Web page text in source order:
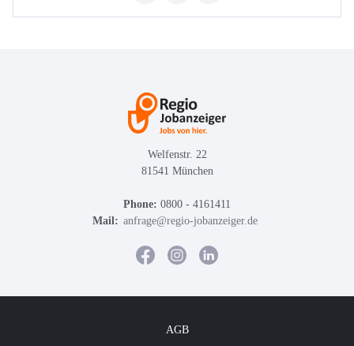
Welfenstr. 22
81541 München
Phone: 0800 - 4161411
Mail: anfrage@regio-jobanzeiger.de
AGB